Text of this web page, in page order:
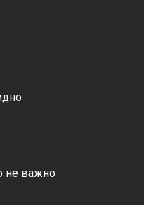
не важно